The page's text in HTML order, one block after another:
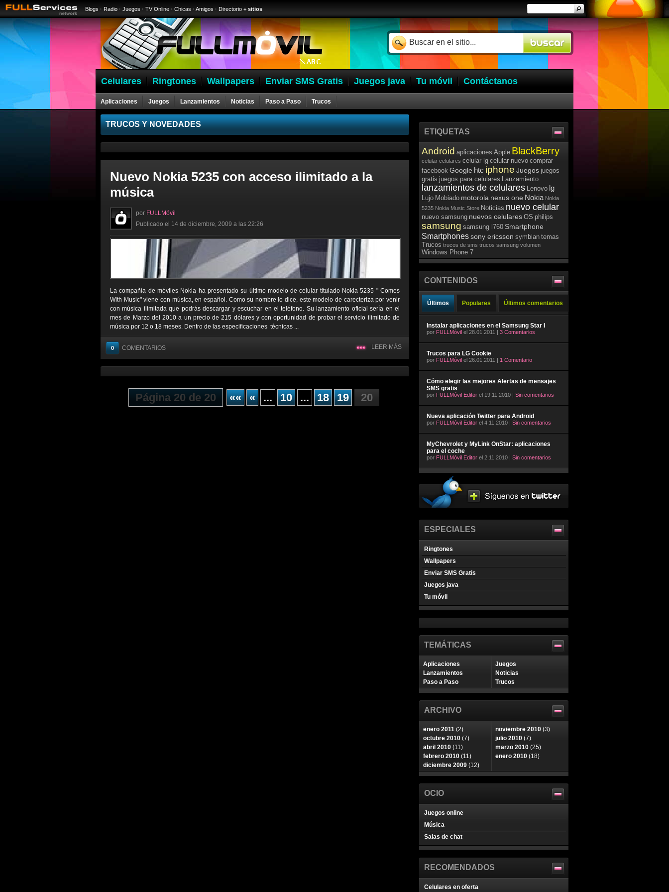
Blogs · Radio · Juegos · TV Online · Chicas · Amigos · Directorio + sitios
Celulares Ringtones Wallpapers Enviar SMS Gratis Juegos java Tu móvil Contáctanos
Aplicaciones Juegos Lanzamientos Noticias Paso a Paso Trucos
Celulares
TRUCOS Y NOVEDADES
Nuevo Nokia 5235 con acceso ilimitado a la
música
por FULLMóvil
Publicado el 14 de diciembre, 2009 a las 22:26
La compañía de móviles Nokia ha presentado su último modelo de celular titulado Nokia 5235 " Comes
With Music" viene con música, en español. Como su nombre lo dice, este modelo de carecteriza por venir
con música ilimitada que podrás descargar y escuchar en el teléfono. Su lanzamiento oficial sería en el
mes de Marzo del 2010 a un precio de 215 dólares y con oportunidad de probar el servicio ilimitado de
música por 12 o 18 meses. Dentro de las especificaciones técnicas ...
0 COMENTARIOS LEER MÁS
Página 20 de 20 «« « ... 10 ... 18 19 20
ETIQUETAS
Android aplicaciones Apple BlackBerry
celular celulares celular lg celular nuevo comprar
facebook Google htc iphone Juegos juegos
gratis juegos para celulares Lanzamiento
lanzamientos de celulares Lenovo lg
Lujo Mobiado motorola nexus one Nokia Nokia
5235 Nokia Music Store Noticias nuevo celular
nuevo samsung nuevos celulares OS philips
samsung samsung l760 Smartphone
Smartphonessony ericsson symbian temas
Trucos trucos de sms trucos samsung volumen
Windows Phone 7
CONTENIDOS
Últimos Populares Últimos comentarios
Instalar aplicaciones en el Samsung Star I
por FULLMóvil el 28.01.2011 | 3 Comentarios
Trucos para LG Cookie
por FULLMóvil el 26.01.2011 | 1 Comentario
Cómo elegir las mejores Alertas de mensajes
SMS gratis
por FULLMóvil Editor el 19.11.2010 | Sin comentarios
Nueva aplicación Twitter para Android
por FULLMóvil Editor el 4.11.2010 | Sin comentarios
MyChevrolet y MyLink OnStar: aplicaciones
para el coche
por FULLMóvil Editor el 2.11.2010 | Sin comentarios
ESPECIALES
Ringtones
Wallpapers
Enviar SMS Gratis
Juegos java
Tu móvil
TEMÁTICAS
Aplicaciones
Juegos
Lanzamientos
Noticias
Paso a Paso
Trucos
ARCHIVO
enero 2011 (2) noviembre 2010 (3)
octubre 2010 (7) julio 2010 (7)
abril 2010 (11) marzo 2010 (25)
febrero 2010 (11) enero 2010 (18)
diciembre 2009 (12)
OCIO
Juegos online
Música
Salas de chat
RECOMENDADOS
Celulares en oferta